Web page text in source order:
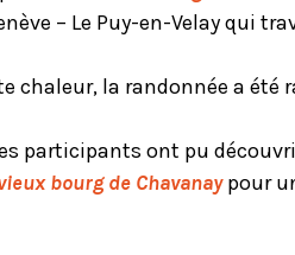
– Le Puy-en-Velay qui
chaleur, la randonnée a été
participants ont pu
bourg de Chavanaypour